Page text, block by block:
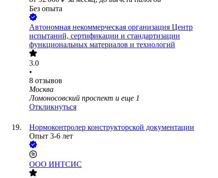
Без опыта
Автономная некоммерческая организация Центр
испытаний, сертификации и стандартизации
функциональных материалов и технологий
3.0
•
8 отзывов
Москва
Ломоносовский проспект и еще 1
Откликнуться
Нормоконтролер конструкторской документации
Опыт 3-6 лет
ООО ИНТСИС